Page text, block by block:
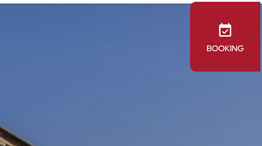
BOOKING